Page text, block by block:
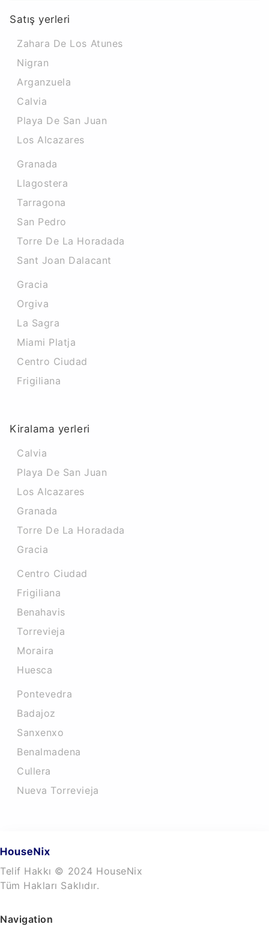
Satış yerleri
Zahara De Los Atunes
Nigran
Arganzuela
Calvia
Playa De San Juan
Los Alcazares
Granada
Llagostera
Tarragona
San Pedro
Torre De La Horadada
Sant Joan Dalacant
Gracia
Orgiva
La Sagra
Miami Platja
Centro Ciudad
Frigiliana
Kiralama yerleri
Calvia
Playa De San Juan
Los Alcazares
Granada
Torre De La Horadada
Gracia
Centro Ciudad
Frigiliana
Benahavis
Torrevieja
Moraira
Huesca
Pontevedra
Badajoz
Sanxenxo
Benalmadena
Cullera
Nueva Torrevieja
Telif Hakkı © 2024 HouseNix
Tüm Hakları Saklıdır.
Navigation